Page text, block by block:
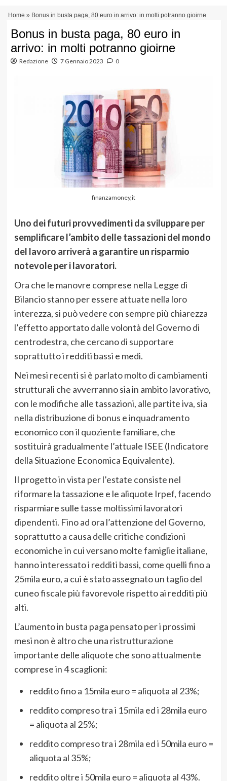
contenuto
Home » Bonus in busta paga, 80 euro in arrivo: in molti potranno gioirne
Bonus in busta paga, 80 euro in
arrivo: in molti potranno gioirne
Redazione 7 Gennaio 2023 0
finanzamoney,it
Uno dei futuri provvedimenti da sviluppare per
semplificare l’ambito delle tassazioni del mondo
del lavoro arriverà a garantire un risparmio
notevole per i lavoratori.
Ora che le manovre comprese nella Legge di
Bilancio stanno per essere attuate nella loro
interezza, si può vedere con sempre più chiarezza
l’effetto apportato dalle volontà del Governo di
centrodestra, che cercano di supportare
soprattutto i redditi bassi e medi.
Nei mesi recenti si è parlato molto di cambiamenti
strutturali che avverranno sia in ambito lavorativo,
con le modifiche alle tassazioni, alle partite iva, sia
nella distribuzione di bonus e inquadramento
economico con il quoziente familiare, che
sostituirà gradualmente l’attuale ISEE (Indicatore
della Situazione Economica Equivalente).
Il progetto in vista per l’estate consiste nel
riformare la tassazione e le aliquote Irpef, facendo
risparmiare sulle tasse moltissimi lavoratori
dipendenti. Fino ad ora l’attenzione del Governo,
soprattutto a causa delle critiche condizioni
economiche in cui versano molte famiglie italiane,
hanno interessato i redditi bassi, come quelli fino a
25mila euro, a cui è stato assegnato un taglio del
cuneo fiscale più favorevole rispetto ai redditi più
alti.
L’aumento in busta paga pensato per i prossimi
mesi non è altro che una ristrutturazione
importante delle aliquote che sono attualmente
comprese in 4 scaglioni:
reddito fino a 15mila euro = aliquota al 23%;
reddito compreso tra i 15mila ed i 28mila euro
= aliquota al 25%;
reddito compreso tra i 28mila ed i 50mila euro =
aliquota al 35%;
reddito oltre i 50mila euro = aliquota al 43%.